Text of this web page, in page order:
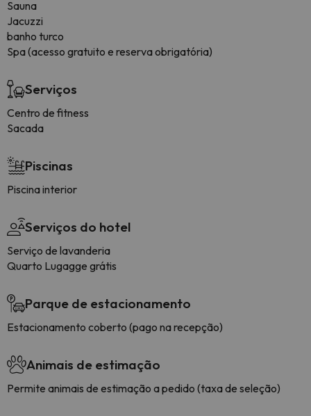
Sauna
Jacuzzi
banho turco
Spa (acesso gratuito e reserva obrigatória)
Serviços
Centro de fitness
Sacada
Piscinas
Piscina interior
Serviços do hotel
Serviço de lavanderia
Quarto Lugagge grátis
Parque de estacionamento
Estacionamento coberto (pago na recepção)
Animais de estimação
Permite animais de estimação a pedido (taxa de seleção)